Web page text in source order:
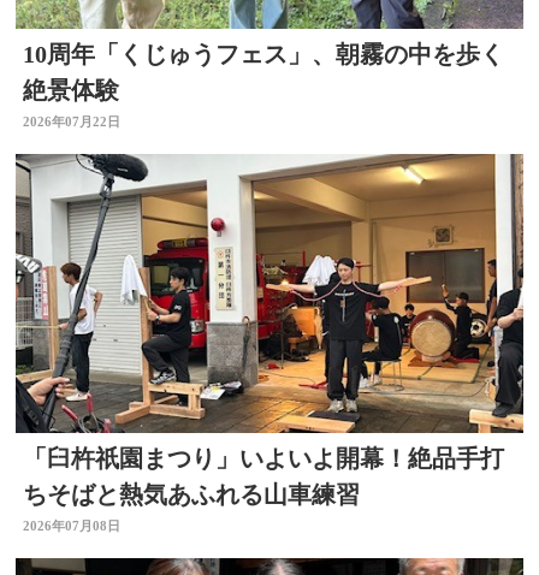
10周年「くじゅうフェス」、朝霧の中を歩く
絶景体験
2026年07月22日
「臼杵祇園まつり」いよいよ開幕！絶品手打
ちそばと熱気あふれる山車練習
2026年07月08日